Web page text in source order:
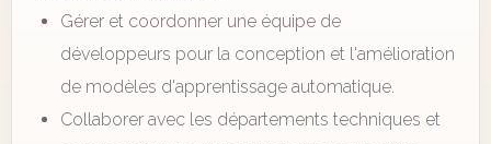
Gérer et coordonner une équipe de
développeurs pour la conception et l'amélioration
de modèles d'apprentissage automatique.
Collaborer avec les départements techniques et